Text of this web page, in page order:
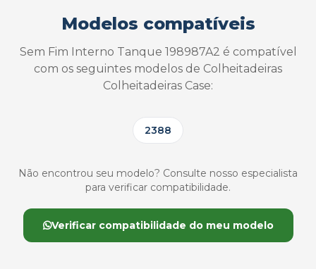
Modelos compatíveis
Sem Fim Interno Tanque 198987A2 é compatível
com os seguintes modelos de Colheitadeiras
Colheitadeiras Case:
2388
Não encontrou seu modelo? Consulte nosso especialista
para verificar compatibilidade.
Verificar compatibilidade do meu modelo